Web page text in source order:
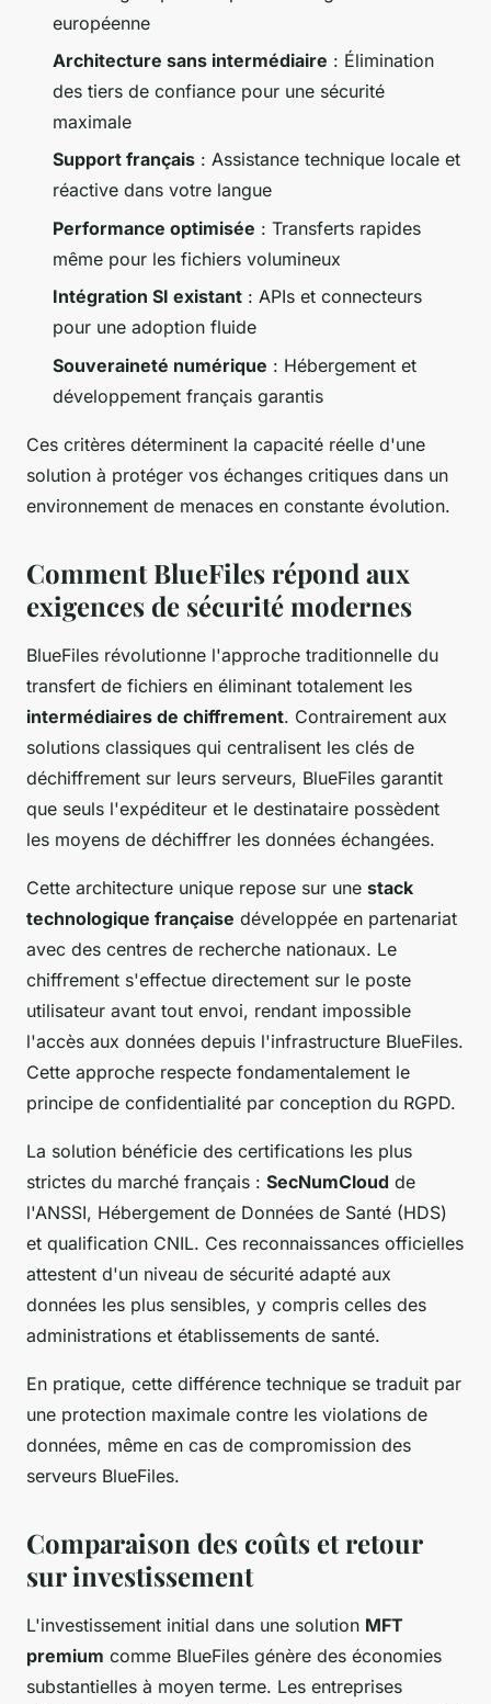
européenne
Architecture sans intermédiaire : Élimination
des tiers de confiance pour une sécurité
maximale
Support français : Assistance technique locale et
réactive dans votre langue
Performance optimisée : Transferts rapides
même pour les fichiers volumineux
Intégration SI existant : APIs et connecteurs
pour une adoption fluide
Souveraineté numérique : Hébergement et
développement français garantis
Ces critères déterminent la capacité réelle d'une
solution à protéger vos échanges critiques dans un
environnement de menaces en constante évolution.
Comment BlueFiles répond aux
exigences de sécurité modernes
BlueFiles révolutionne l'approche traditionnelle du
transfert de fichiers en éliminant totalement les
intermédiaires de chiffrement. Contrairement aux
solutions classiques qui centralisent les clés de
déchiffrement sur leurs serveurs, BlueFiles garantit
que seuls l'expéditeur et le destinataire possèdent
les moyens de déchiffrer les données échangées.
Cette architecture unique repose sur une stack
technologique française développée en partenariat
avec des centres de recherche nationaux. Le
chiffrement s'effectue directement sur le poste
utilisateur avant tout envoi, rendant impossible
l'accès aux données depuis l'infrastructure BlueFiles.
Cette approche respecte fondamentalement le
principe de confidentialité par conception du RGPD.
La solution bénéficie des certifications les plus
strictes du marché français : SecNumCloud de
l'ANSSI, Hébergement de Données de Santé (HDS)
et qualification CNIL. Ces reconnaissances officielles
attestent d'un niveau de sécurité adapté aux
données les plus sensibles, y compris celles des
administrations et établissements de santé.
En pratique, cette différence technique se traduit par
une protection maximale contre les violations de
données, même en cas de compromission des
serveurs BlueFiles.
Comparaison des coûts et retour
sur investissement
L'investissement initial dans une solution MFT
premium comme BlueFiles génère des économies
substantielles à moyen terme. Les entreprises